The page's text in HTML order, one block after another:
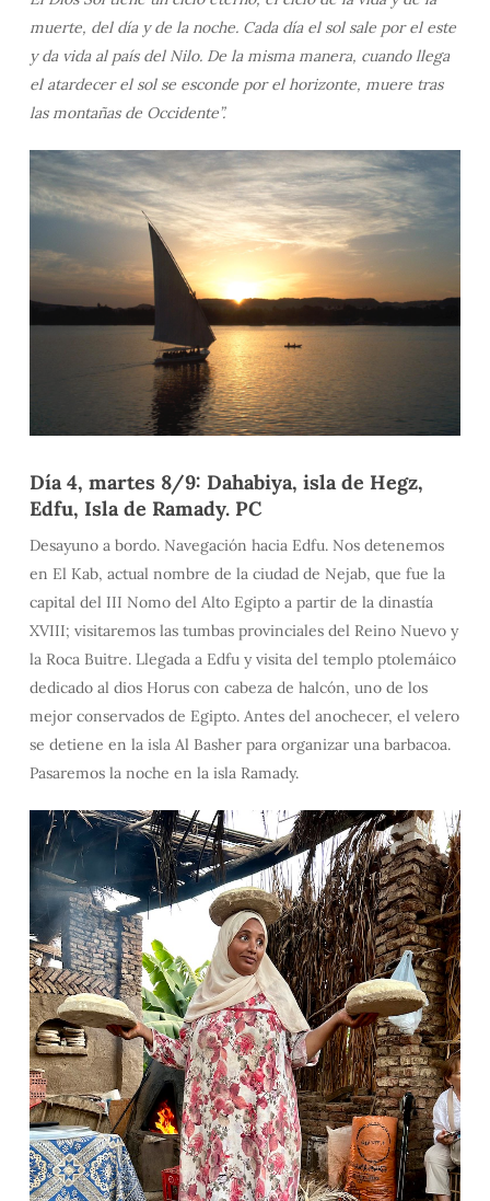
muerte, del día y de la noche. Cada día el sol sale por el este
y da vida al país del Nilo. De la misma manera, cuando llega
el atardecer el sol se esconde por el horizonte, muere tras
las montañas de Occidente”.
Día 4, martes 8/9: Dahabiya, isla de Hegz,
Edfu, Isla de Ramady. PC
Desayuno a bordo. Navegación hacia Edfu. Nos detenemos
en El Kab, actual nombre de la ciudad de Nejab, que fue la
capital del III Nomo del Alto Egipto a partir de la dinastía
XVIII; visitaremos las tumbas provinciales del Reino Nuevo y
la Roca Buitre. Llegada a Edfu y visita del templo ptolemáico
dedicado al dios Horus con cabeza de halcón, uno de los
mejor conservados de Egipto. Antes del anochecer, el velero
se detiene en la isla Al Basher para organizar una barbacoa.
Pasaremos la noche en la isla Ramady.